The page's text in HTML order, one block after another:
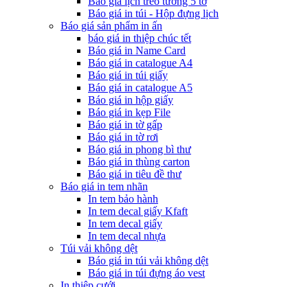
Báo giá in túi - Hộp đựng lịch
Báo giá sản phẩm in ấn
báo giá in thiệp chúc tết
Báo giá in Name Card
Báo giá in catalogue A4
Báo giá in túi giấy
Báo giá in catalogue A5
Báo giá in hộp giấy
Báo giá in kẹp File
Báo giá in tờ gấp
Báo giá in tờ rơi
Báo giá in phong bì thư
Báo giá in thùng carton
Báo giá in tiêu đề thư
Báo giá in tem nhãn
In tem bảo hành
In tem decal giấy Kfaft
In tem decal giấy
In tem decal nhựa
Túi vải không dệt
Báo giá in túi vải không dệt
Báo giá in túi đựng áo vest